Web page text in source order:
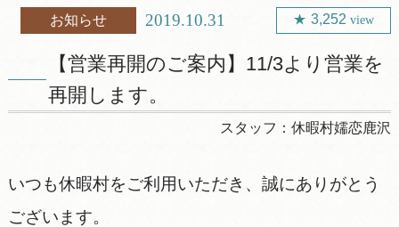
お知らせ 2019.10.31 3,252view
【営業再開のご案内】11/3より営業を
再開します。
スタッフ：休暇村嬬恋鹿沢
いつも休暇村をご利用いただき、誠にありがとう
ございます。